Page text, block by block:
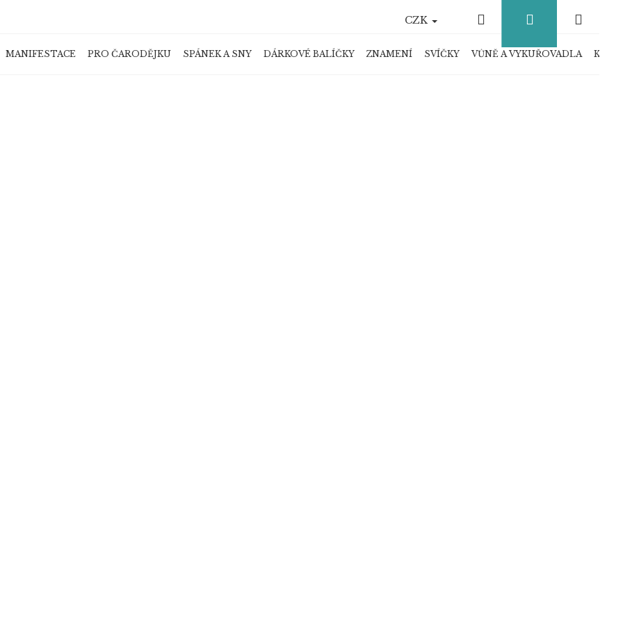
MANIFESTACE PRO ČARODĚJKU SPÁNEK A SNY DÁRKOVÉ BALÍČKY ZNAMENÍ SVÍČKY VŮNĚ A VYKUŘOVADLA
CZK Hledat Přihlášení
košík